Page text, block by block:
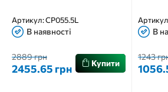
Артикул:CP055.5L
В наявності
2889 грн
2455.65 грн Купити
В
1243